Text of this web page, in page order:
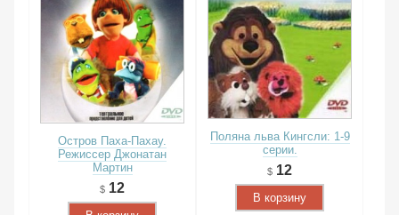
Остров Паха-Пахау.
Режиссер Джонатан
Мартин
12
Поляна льва Кингсли: 1-9
серии.
12
В корзину